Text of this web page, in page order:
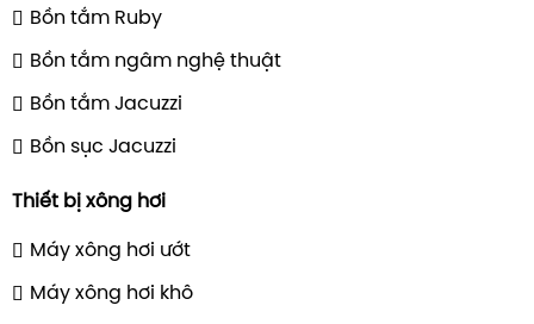
Bồn tắm Ruby
Bồn tắm ngâm nghệ thuật
Bồn tắm Jacuzzi
Bồn sục Jacuzzi
Thiết bị xông hơi
Máy xông hơi ướt
Máy xông hơi khô